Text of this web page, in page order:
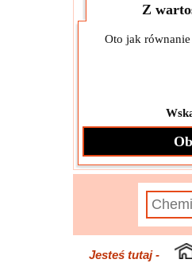
Z
Oto jak
Jesteś tutaj-